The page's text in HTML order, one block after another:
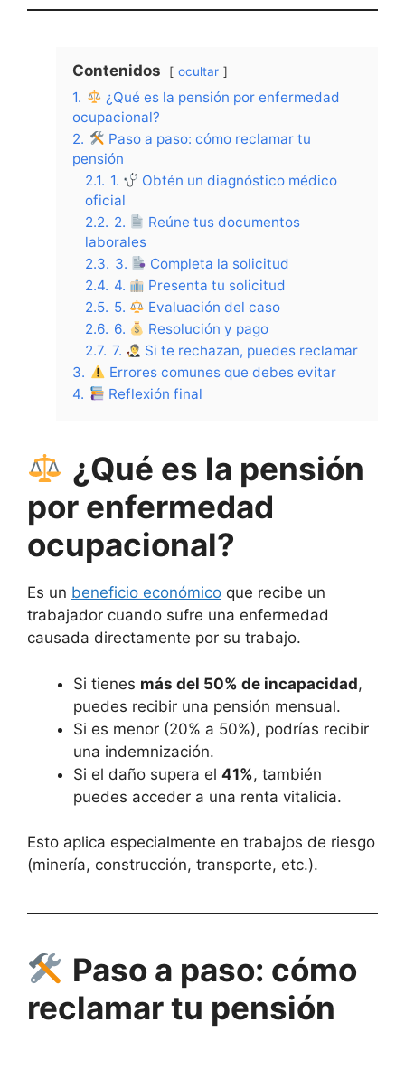
Contenidos ocultar
1.
¿Qué es la pensión por enfermedad
ocupacional?
2.
Paso a paso: cómo reclamar tu
pensión
2.1. 1.
Obtén un diagnóstico médico
oficial
2.2. 2.
Reúne tus documentos
laborales
2.3. 3.
Completa la solicitud
2.4. 4.
Presenta tu solicitud
2.5. 5.
Evaluación del caso
2.6. 6.
Resolución y pago
2.7. 7.
Si te rechazan, puedes reclamar
3.
Errores comunes que debes evitar
4.
Reflexión final
¿Qué es la pensión
por enfermedad
ocupacional?
Es un beneficio económico que recibe un
trabajador cuando sufre una enfermedad
causada directamente por su trabajo.
Si tienes más del 50% de incapacidad,
puedes recibir una pensión mensual.
Si es menor (20% a 50%), podrías recibir
una indemnización.
Si el daño supera el 41%, también
puedes acceder a una renta vitalicia.
Esto aplica especialmente en trabajos de riesgo
(minería, construcción, transporte, etc.).
Paso a paso: cómo
reclamar tu pensión